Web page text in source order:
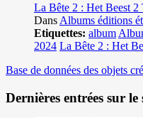
La Bête 2 : Het Beest 2
Dans Albums éditions
Etiquettes: album
2024 La Bête 2 : Het
Base de données des objets
Dernières entrées sur le